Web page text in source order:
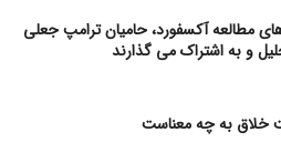
مطالعه آکسفورد، حامیان ترامپ جعلی
و به اشتراک می گذارند
به چه معناست